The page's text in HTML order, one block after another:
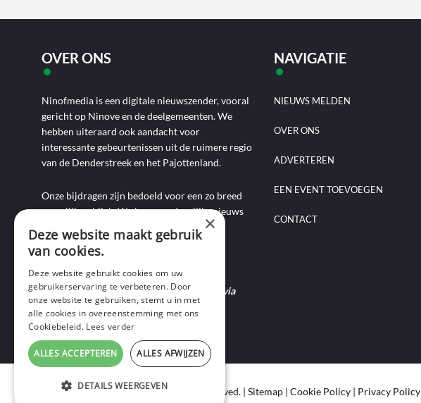
OVER ONS
Ninofmedia is een digitale nieuwszender, vooral
gericht op Ninove en de deelgemeenten. We
hebben uiteraard ook aandacht voor
interessante gebeurtenissen uit de ruimere regio
van de Denderstreek en het Pajottenland.
Onze bijdragen zijn bedoeld voor een zo breed
mogelijk publiek. We brengen dagelijks nieuws
aan de hand van artikels, foto-, audio- en
videoverslagen, interviews, reportages en
commentaarstukken.
Heb je nieuws te melden? Contacteer ons via
mail of bel ons op 0495-69 32 72.
NAVIGATIE
NIEUWS MELDEN
OVER ONS
ADVERTEREN
EEN EVENT TOEVOEGEN
CONTACT
Copyright © 2020 Ninof Media. All Rights Reserved. | Sitemap | Cookie Policy | Privacy Policy
×
Deze website maakt gebruik
van cookies.
Deze website gebruikt cookies om uw
gebruikerservaring te verbeteren. Door
onze website te gebruiken, stemt u in met
alle cookies in overeenstemming met ons
Cookiebeleid. Lees verder
ALLES ACCEPTEREN ALLES AFWIJZEN
DETAILS WEERGEVEN